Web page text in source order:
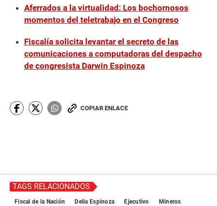
Aferrados a la virtualidad: Los bochornosos
momentos del teletrabajo en el Congreso
Fiscalía solicita levantar el secreto de las
comunicaciones a computadoras del despacho
de congresista Darwin Espinoza
COPIAR ENLACE
TAGS RELACIONADOS
Fiscal de la Nación Delia Espinoza Ejecutivo
Mineros